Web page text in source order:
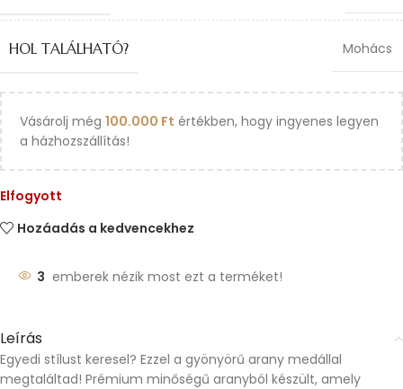
HOL TALÁLHATÓ? Mohács
Vásárolj még 100.000 Ft értékben, hogy ingyenes legyen
a házhozszállítás!
Elfogyott
Hozáadás a kedvencekhez
3 emberek nézik most ezt a terméket!
Leírás
Egyedi stílust keresel? Ezzel a gyönyörű arany medállal
megtaláltad! Prémium minőségű aranyból készült, amely